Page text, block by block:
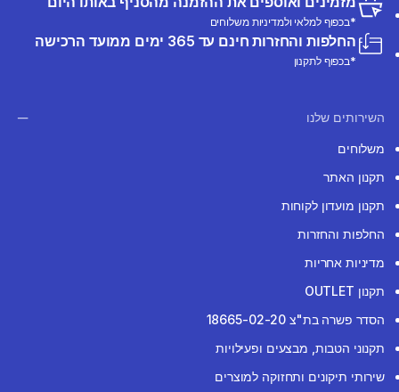
*בכפוף למלאי ולמדיניות משלוחים
החלפות והחזרות חינם עד 365 ימים ממועד הרכישה
*בכפוף לתקנון
השירותים שלנו
משלוחים
תקנון האתר
תקנון מועדון לקוחות
החלפות והחזרות
מדיניות אחריות
תקנון OUTLET
הסדר פשרה בת"צ 18665-02-20
תקנוני הטבות, מבצעים ופעילויות
שירותי תיקונים ותחזוקה למוצרים